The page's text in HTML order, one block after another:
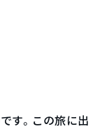
す。この旅に出